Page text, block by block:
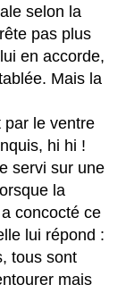
selon la
pas plus
en accorde,
Mais la
par le ventre
hi hi !
servi sur une
la
concocté ce
lui répond :
tous sont
mais